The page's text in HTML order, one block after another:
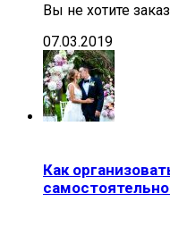
Вы не хотите
07.03.2019
Как